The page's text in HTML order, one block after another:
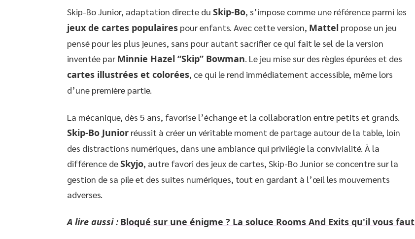
Skip-Bo Junior, adaptation directe du Skip-Bo, s’impose comme une référence parmi les
jeux de cartes populaires pour enfants. Avec cette version, Mattel propose un jeu
pensé pour les plus jeunes, sans pour autant sacrifier ce qui fait le sel de la version
inventée par Minnie Hazel “Skip” Bowman . Le jeu mise sur des règles épurées et des
cartes illustrées et colorées, ce qui le rend immédiatement accessible, même lors
d’une première partie.
La mécanique, dès 5 ans, favorise l’échange et la collaboration entre petits et grands.
Skip-Bo Junior réussit à créer un véritable moment de partage autour de la table, loin
des distractions numériques, dans une ambiance qui privilégie la convivialité. À la
différence deSkyjo, autre favori des jeux de cartes, Skip-Bo Junior se concentre sur la
gestion de sa pile et des suites numériques, tout en gardant à l’œil les mouvements
adverses.
A lire aussi : Bloqué sur une énigme ? La soluce Rooms And Exits qu'il vous faut